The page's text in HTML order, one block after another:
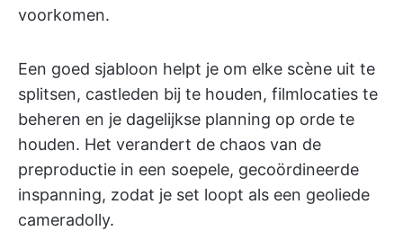
voorkomen.
Een goed sjabloon helpt je om elke scène uit te
splitsen, castleden bij te houden, filmlocaties te
beheren en je dagelijkse planning op orde te
houden. Het verandert de chaos van de
preproductie in een soepele, gecoördineerde
inspanning, zodat je set loopt als een geoliede
cameradolly.